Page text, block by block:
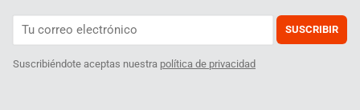
SUSCRIBIR
Suscribiéndote aceptas nuestra política de privacidad